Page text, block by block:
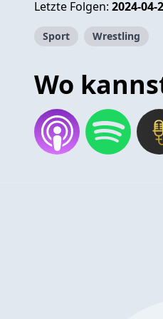
Letzte Folgen: 2024-04-
Sport Wrestling
Wo